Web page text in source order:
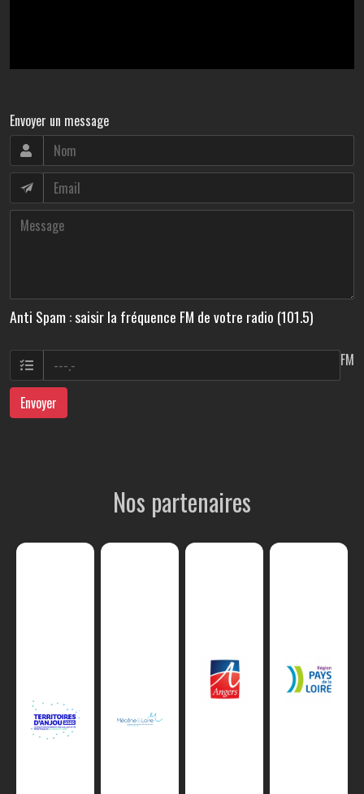
Envoyer un message
Anti Spam : saisir la fréquence FM de votre radio (101.5)
FM
Envoyer
Nos partenaires